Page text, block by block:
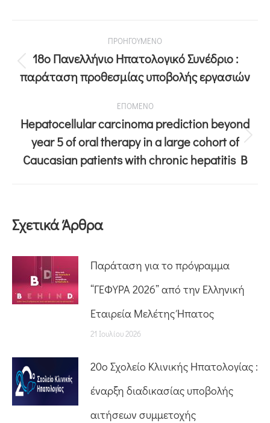
ΠΡΟΗΓΟΥΜΕΝΟ
18ο Πανελλήνιο Ηπατολογικό Συνέδριο :
παράταση προθεσμίας υποβολής εργασιών
ΕΠΟΜΕΝΟ
Hepatocellular carcinoma prediction beyond
year 5 of oral therapy in a large cohort of
Caucasian patients with chronic hepatitis B
Σχετικά Άρθρα
Παράταση για το πρόγραμμα
“ΓΕΦΥΡΑ 2026” από την Ελληνική
Εταιρεία Μελέτης Ήπατος
21 Ιουλίου 2026
20o Σχολείο Κλινικής Ηπατολογίας :
έναρξη διαδικασίας υποβολής
αιτήσεων συμμετοχής